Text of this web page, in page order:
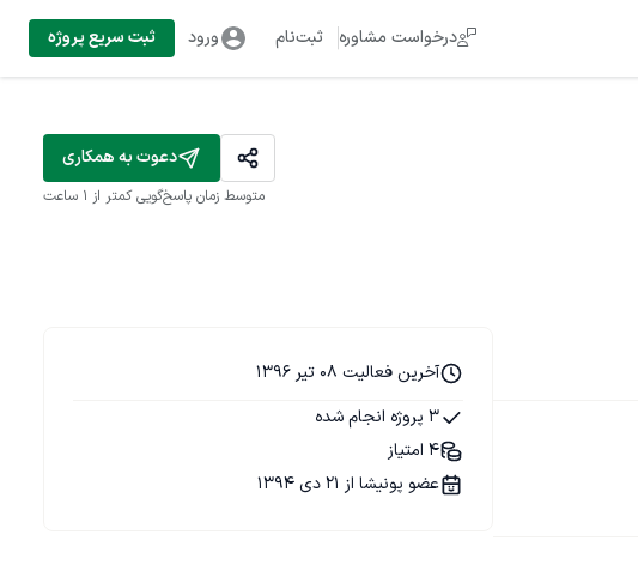
درخواست مشاوره ثبت‌نام ورود ثبت سریع پروژه
دعوت به همکاری
متوسط زمان پاسخ‌گویی کمتر از 1 ساعت
آخرین فعالیت 08 تیر 1396
3 پروژه انجام شده
4 امتیاز
عضو پونیشا از 21 دی 1394